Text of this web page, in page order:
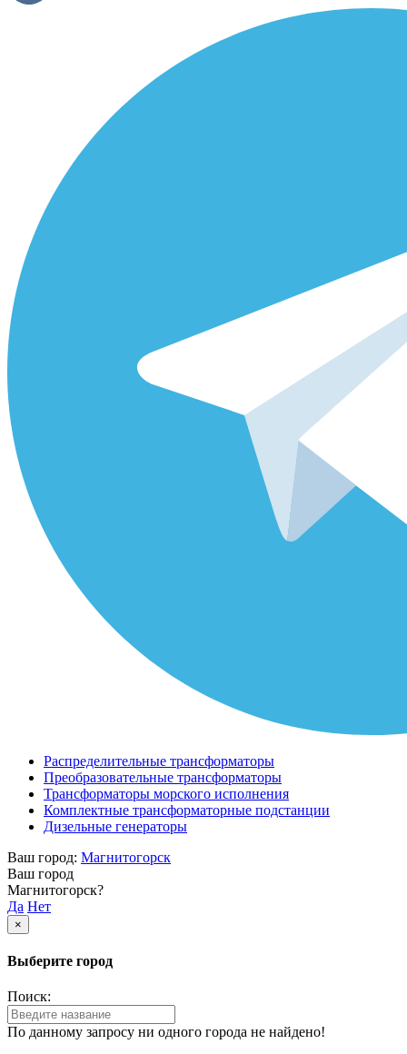
Распределительные трансформаторы
Преобразовательные трансформаторы
Трансформаторы морского исполнения
Комплектные трансформаторные подстанции
Дизельные генераторы
Ваш город: Магнитогорск
Ваш город
Магнитогорск?
Да Нет
×
Выберите город
Поиск:
По данному запросу ни одного города не найдено!